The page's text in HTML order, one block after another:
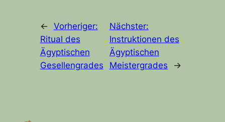
←
Vorheriger:
Ritual des
Ägyptischen
Gesellengrades
Nächster:
Instruktionen des
Ägyptischen
Meistergrades
→